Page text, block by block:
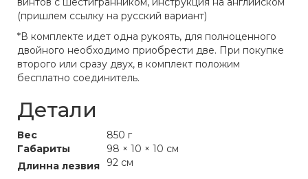
(пришлем ссылку на русский вариант)
*В комплекте идет одна рукоять, для полноценного
двойного необходимо приобрести две. При покупке
второго или сразу двух, в комплект положим
бесплатно соединитель.
Детали
Вес
850 г
Габариты
98 × 10 × 10 см
Длинна лезвия
92 см